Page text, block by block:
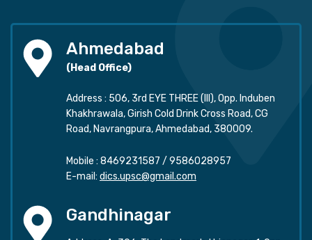
Ahmedabad
(Head Office)
Address : 506, 3rd EYE THREE (III), Opp. Induben
Khakhrawala, Girish Cold Drink Cross Road, CG
Road, Navrangpura, Ahmedabad, 380009.
Mobile : 8469231587 / 9586028957
E-mail: dics.upsc@gmail.com
Gandhinagar